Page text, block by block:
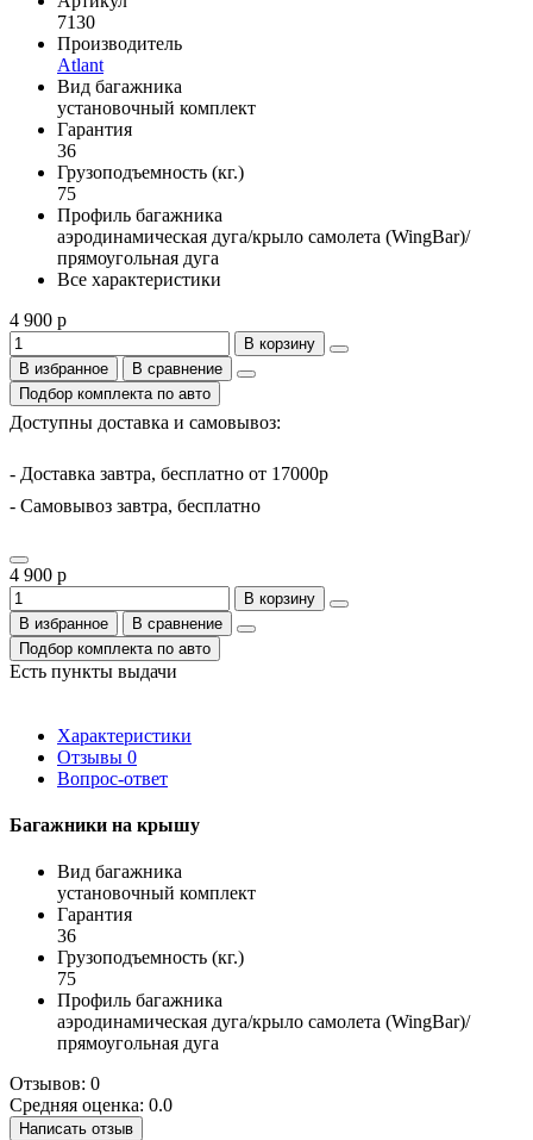
7130
Производитель
Atlant
Вид багажника
установочный комплект
Гарантия
36
Грузоподъемность (кг.)
75
Профиль багажника
аэродинамическая дуга/крыло самолета (WingBar)/
прямоугольная дуга
Все характеристики
4 900 р
В корзину
В избранное
В сравнение
Подбор комплекта по авто
Доступны доставка и самовывоз:
- Доставка завтра, бесплатно от 17000р
- Самовывоз завтра, бесплатно
4 900 р
В корзину
В избранное
В сравнение
Подбор комплекта по авто
Есть пункты выдачи
Характеристики
Отзывы 0
Вопрос-ответ
Багажники на крышу
Вид багажника
установочный комплект
Гарантия
36
Грузоподъемность (кг.)
75
Профиль багажника
аэродинамическая дуга/крыло самолета (WingBar)/
прямоугольная дуга
Отзывов: 0
Средняя оценка: 0.0
Написать отзыв